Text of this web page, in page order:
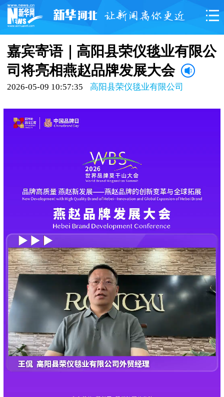
嘉宾寄语｜高阳县荣仪毯业有限公
司将亮相燕赵品牌发展大会
2026-05-09 10:57:35 高阳县荣仪毯业有限公司